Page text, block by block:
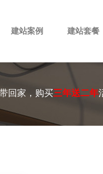
建站案例 建站套餐
回家，购买三年送二年